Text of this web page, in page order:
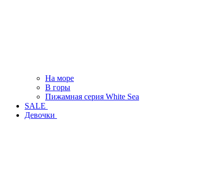
На море
В горы
Пижамная серия White Sea
SALE
Девочки